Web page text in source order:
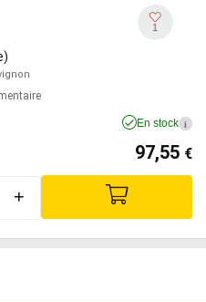
1
En stock i
97,55 €
+